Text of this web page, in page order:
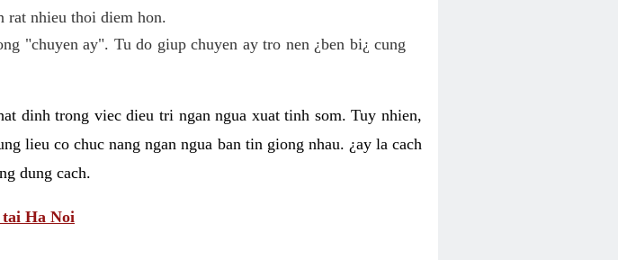
rat nhieu thoi diem hon.
"chuyen ay". Tu do giup chuyen ay tro nen ¿ben bi¿ cung
dinh trong viec dieu tri ngan ngua xuat tinh som. Tuy nhien,
lieu co chuc nang ngan ngua ban tin giong nhau. ¿ay la cach
dung cach.
Ha Noi